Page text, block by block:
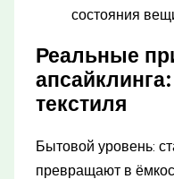
состояния
Реальные
текстиля
Бытовой уровень:
превращают в